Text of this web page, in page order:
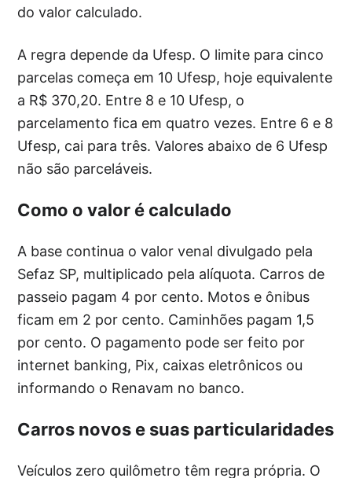
do valor calculado.
A regra depende da Ufesp. O limite para cinco
parcelas começa em 10 Ufesp, hoje equivalente
a R$ 370,20. Entre 8 e 10 Ufesp, o
parcelamento fica em quatro vezes. Entre 6 e 8
Ufesp, cai para três. Valores abaixo de 6 Ufesp
não são parceláveis.
Como o valor é calculado
A base continua o valor venal divulgado pela
Sefaz SP, multiplicado pela alíquota. Carros de
passeio pagam 4 por cento. Motos e ônibus
ficam em 2 por cento. Caminhões pagam 1,5
por cento. O pagamento pode ser feito por
internet banking, Pix, caixas eletrônicos ou
informando o Renavam no banco.
Carros novos e suas particularidades
Veículos zero quilômetro têm regra própria. O